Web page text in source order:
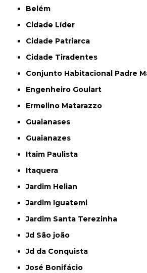
Belém
Cidade Líder
Cidade Patriarca
Cidade Tiradentes
Conjunto Habitacional Padre
Engenheiro Goulart
Ermelino Matarazzo
Guaianases
Guaianazes
Itaim Paulista
Itaquera
Jardim Helian
Jardim Iguatemi
Jardim Santa Terezinha
Jd São joão
Jd da Conquista
José Bonifácio